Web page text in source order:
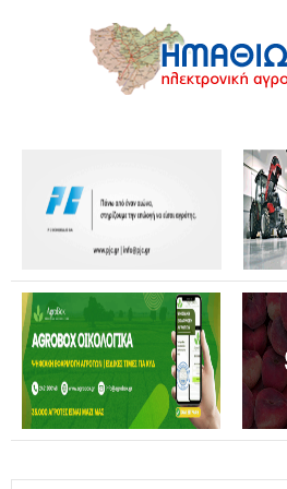
Θανάσης Καββαδάς: